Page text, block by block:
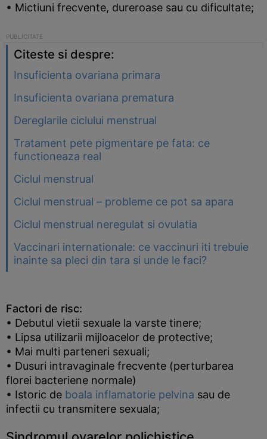
• Mictiuni frecvente, dureroase sau cu dificultate;
Citeste si despre:
Insuficienta ovariana primara
Insuficienta ovariana prematura
Dereglarile ciclului menstrual
Tratament pete pigmentare pe fata: ce
functioneaza real
Ciclul menstrual
Ciclul menstrual – probleme ce pot sa apara
Ciclul menstrual neregulat si ovulatia
Vaccinari internationale: ce vaccinuri iti trebuie
inainte sa pleci din tara si unde le faci?
Factori de risc:
• Debutul vietii sexuale la varste tinere;
• Lipsa utilizarii mijloacelor de protective;
• Mai multi parteneri sexuali;
• Dusuri intravaginale frecvente (perturbarea
florei bacteriene normale)
• Istoric de boala inflamatorie pelvina sau de
infectii cu transmitere sexuala;